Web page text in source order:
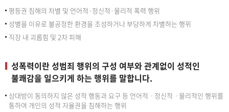
평등권 침해의 차별 및 언어적·정신적·물리적 폭력 행위
성별을 이유로 불공정한 환경을 조성하거나 부당하게 차별하는 행위
직장 내 괴롭힘 및 2차 피해
성폭력이란 성범죄 행위의 구성 여부와 관계없이 성적인
불쾌감을 일으키게 하는 행위를 말합니다.
상대방이 동의하지 않은 성적 행동과 요구 등 언어적ㆍ정신적ㆍ물리적인 행위를
통하여 개인의 성적 자율권을 침해하는 행위